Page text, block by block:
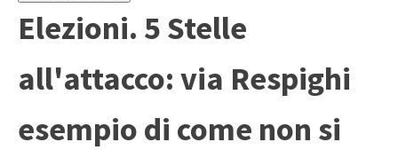
Elezioni. 5 Stelle
all'attacco: via Respighi
esempio di come non si